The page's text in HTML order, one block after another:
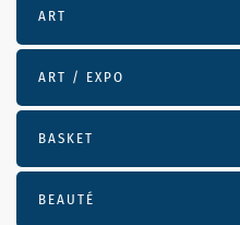
ART
ART / EXPO
BASKET
BEAUTÉ